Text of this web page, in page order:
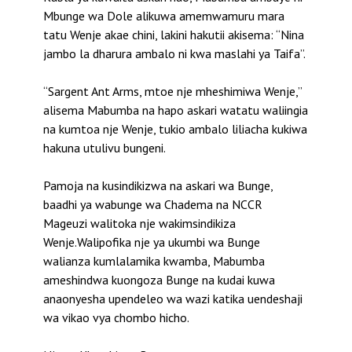
Mbunge wa Dole alikuwa amemwamuru mara
tatu Wenje akae chini, lakini hakutii akisema: “Nina
jambo la dharura ambalo ni kwa maslahi ya Taifa”.
“Sargent Ant Arms, mtoe nje mheshimiwa Wenje,”
alisema Mabumba na hapo askari watatu waliingia
na kumtoa nje Wenje, tukio ambalo liliacha kukiwa
hakuna utulivu bungeni.
Pamoja na kusindikizwa na askari wa Bunge,
baadhi ya wabunge wa Chadema na NCCR
Mageuzi walitoka nje wakimsindikiza
Wenje.Walipofika nje ya ukumbi wa Bunge
walianza kumlalamika kwamba, Mabumba
ameshindwa kuongoza Bunge na kudai kuwa
anaonyesha upendeleo wa wazi katika uendeshaji
wa vikao vya chombo hicho.